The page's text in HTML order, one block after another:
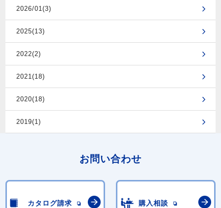
2026/01(3)
2025(13)
2022(2)
2021(18)
2020(18)
2019(1)
お問い合わせ
カタログ請求 購入相談